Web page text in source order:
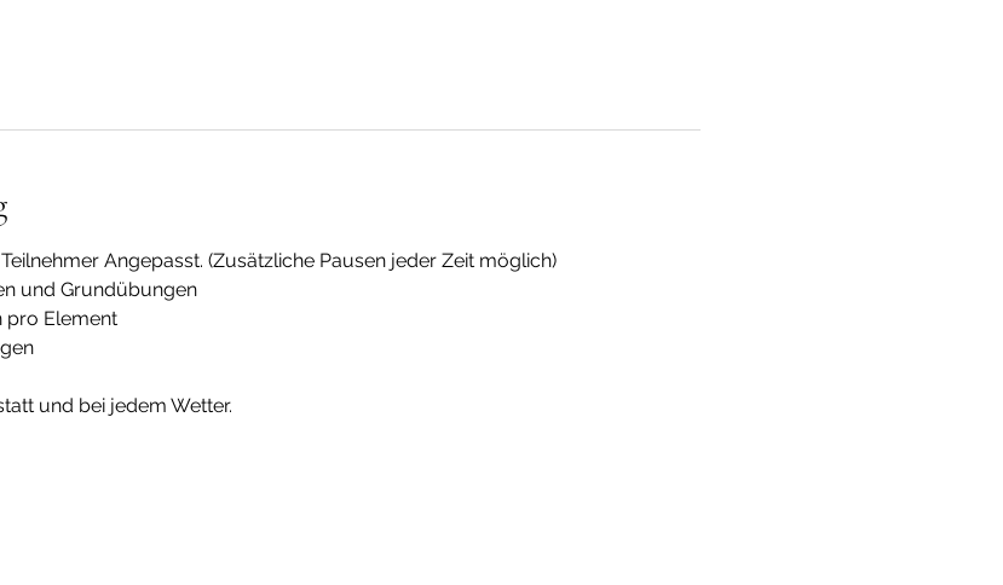
Angepasst. (Zusätzliche Pausen jeder Zeit möglich)
und Grundübungen
pro Element
und bei jedem Wetter.